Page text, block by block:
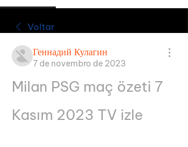
Voltar
Геннадий Кулагин
7 de novembro de 2023
Milan PSG maç özeti 7
Kasım 2023 TV izle